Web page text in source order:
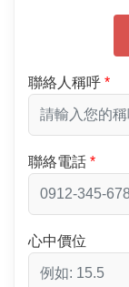
聯絡人稱呼
聯絡電話
心中價位